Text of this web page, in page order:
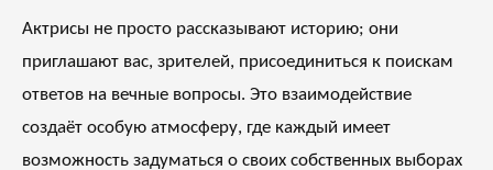
Актрисы не просто рассказывают историю; они
приглашают вас, зрителей, присоединиться к поискам
ответов на вечные вопросы. Это взаимодействие
создаёт особую атмосферу, где каждый имеет
возможность задуматься о своих собственных выборах